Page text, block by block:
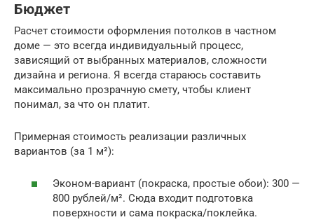
Бюджет
Расчет стоимости оформления потолков в частном
доме — это всегда индивидуальный процесс,
зависящий от выбранных материалов, сложности
дизайна и региона. Я всегда стараюсь составить
максимально прозрачную смету, чтобы клиент
понимал, за что он платит.
Примерная стоимость реализации различных
вариантов (за 1 м²):
Эконом-вариант (покраска, простые обои): 300 —
800 рублей/м². Сюда входит подготовка
поверхности и сама покраска/поклейка.